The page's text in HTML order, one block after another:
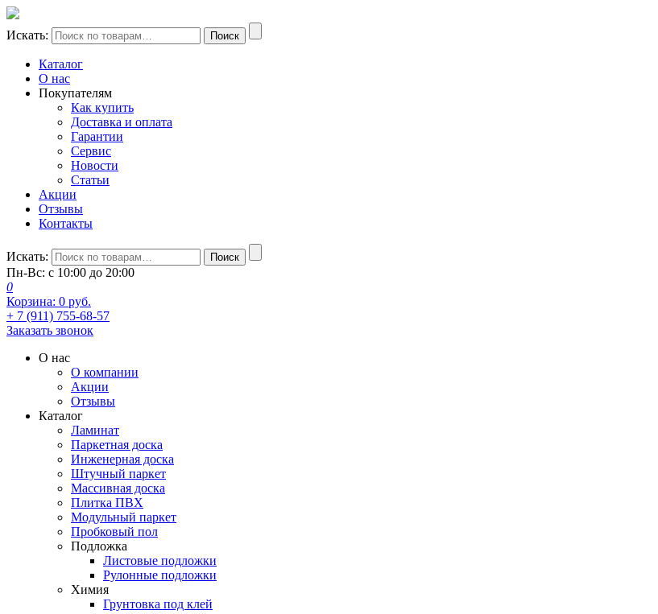
Искать: Поиск
Каталог
О нас
Покупателям
Как купить
Доставка и оплата
Гарантии
Сервис
Новости
Статьи
Акции
Отзывы
Контакты
Искать: Поиск
Пн-Вс: с 10:00 до 20:00
0
Корзина: 0 руб.
+ 7 (911) 755-68-57
Заказать звонок
О нас
О компании
Акции
Отзывы
Каталог
Ламинат
Паркетная доска
Инженерная доска
Штучный паркет
Массивная доска
Плитка ПВХ
Модульный паркет
Пробковый пол
Подложка
Листовые подложки
Рулонные подложки
Химия
Грунтовка под клей